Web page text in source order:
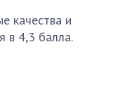
качества и
в 4,3 балла.